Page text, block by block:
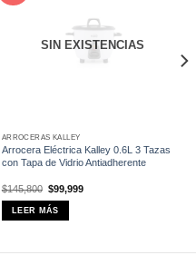
SIN EXISTENCIAS
ARROCERAS KALLEY
Arrocera Eléctrica Kalley 0.6L 3 Tazas
con Tapa de Vidrio Antiadherente
$145,800 El
precio
original
era:
$145,800.
$99,999El
LEER MÁS